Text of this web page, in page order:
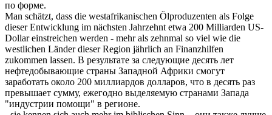
по форме.
Man schätzt, dass die westafrikanischen Ölproduzenten als Folge
dieser Entwicklung im nächsten Jahrzehnt etwa 200 Milliarden US-
Dollareinstreichen werden - mehr als zehnmal so viel wie die
westlichen Länder dieser Region jährlich an Finanzhilfen
zukommen lassen. В результате за следующие десять лет
нефтедобывающие страны Западной Африки смогут
заработать около 200 миллиардов долларов, что в десять раз
превышает сумму, ежегодно выделяемую странами Запада
"индустрии помощи" в регионе.